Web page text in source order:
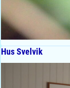
Hus Svelvik